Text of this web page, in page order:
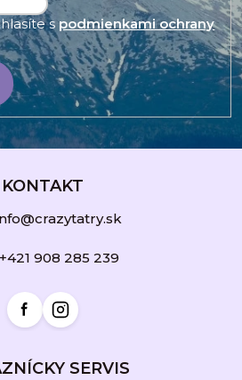
spodmienkami ochrany
KONTAKT
+421 908 285 239
SERVIS